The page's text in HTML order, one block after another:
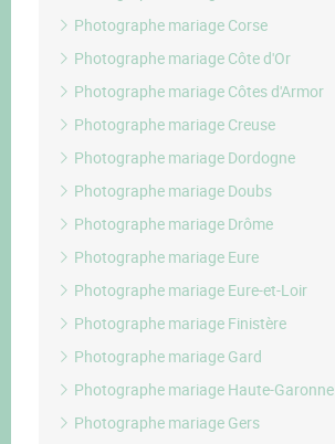
Photographe mariage Corse
Photographe mariage Côte d'Or
Photographe mariage Côtes d'Armor
Photographe mariage Creuse
Photographe mariage Dordogne
Photographe mariage Doubs
Photographe mariage Drôme
Photographe mariage Eure
Photographe mariage Eure-et-Loir
Photographe mariage Finistère
Photographe mariage Gard
Photographe mariage Haute-Garonne
Photographe mariage Gers